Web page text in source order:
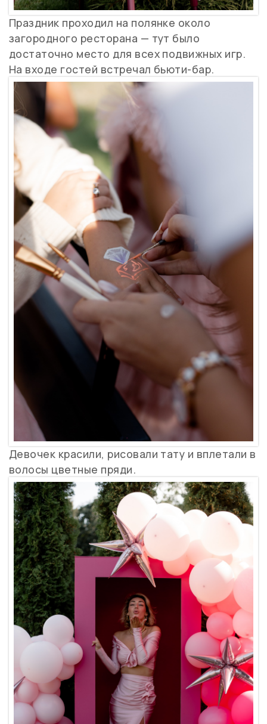
Праздник проходил на полянке около
загородного ресторана — тут было
достаточно место для всех подвижных игр.
На входе гостей встречал бьюти-бар.
Девочек красили, рисовали тату и вплетали в
волосы цветные пряди.